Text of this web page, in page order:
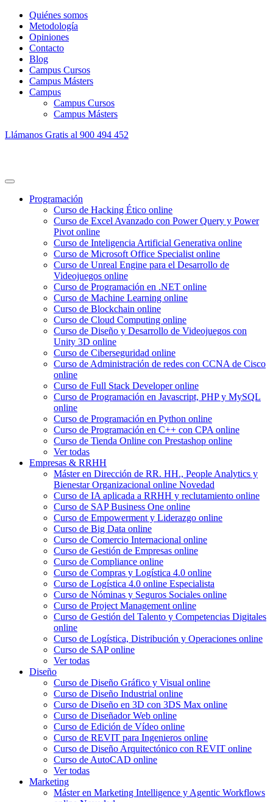
Quiénes somos
Metodología
Opiniones
Contacto
Blog
Campus Cursos
Campus Másters
Campus
Campus Cursos
Campus Másters
Llámanos Gratis al 900 494 452
Programación
Curso de Hacking Ético online
Curso de Excel Avanzado con Power Query y Power
Pivot online
Curso de Inteligencia Artificial Generativa online
Curso de Microsoft Office Specialist online
Curso de Unreal Engine para el Desarrollo de
Videojuegos online
Curso de Programación en .NET online
Curso de Machine Learning online
Curso de Blockchain online
Curso de Cloud Computing online
Curso de Diseño y Desarrollo de Videojuegos con
Unity 3D online
Curso de Ciberseguridad online
Curso de Administración de redes con CCNA de Cisco
online
Curso de Full Stack Developer online
Curso de Programación en Javascript, PHP y MySQL
online
Curso de Programación en Python online
Curso de Programación en C++ con CPA online
Curso de Tienda Online con Prestashop online
Ver todas
Empresas & RRHH
Máster en Dirección de RR. HH., People Analytics y
Bienestar Organizacional online Novedad
Curso de IA aplicada a RRHH y reclutamiento online
Curso de SAP Business One online
Curso de Empowerment y Liderazgo online
Curso de Big Data online
Curso de Comercio Internacional online
Curso de Gestión de Empresas online
Curso de Compliance online
Curso de Compras y Logística 4.0 online
Curso de Logística 4.0 online Especialista
Curso de Nóminas y Seguros Sociales online
Curso de Project Management online
Curso de Gestión del Talento y Competencias Digitales
online
Curso de Logística, Distribución y Operaciones online
Curso de SAP online
Ver todas
Diseño
Curso de Diseño Gráfico y Visual online
Curso de Diseño Industrial online
Curso de Diseño en 3D con 3DS Max online
Curso de Diseñador Web online
Curso de Edición de Vídeo online
Curso de REVIT para Ingenieros online
Curso de Diseño Arquitectónico con REVIT online
Curso de AutoCAD online
Ver todas
Marketing
Máster en Marketing Intelligence y Agentic Workflows